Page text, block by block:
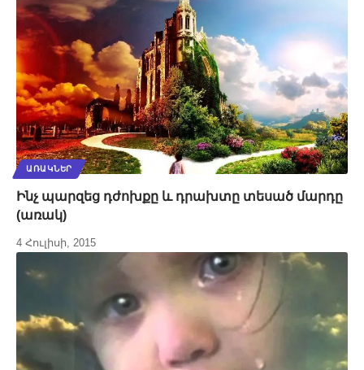
ԱՌԱԿՆԵՐ
Ինչ պարզեց դժոխքը և դրախտը տեսած մարդը
(առակ)
4 Հուլիսի, 2015